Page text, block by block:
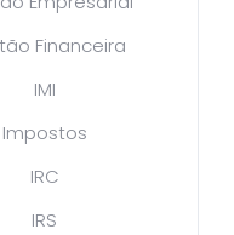
Financeira
IMI
Impostos
IRC
IRS